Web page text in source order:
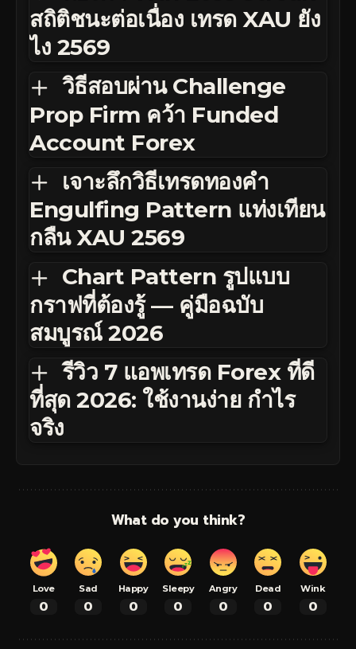
สถิติชนะต่อเนื่อง เทรด XAU ยัง
ไง 2569
วิธีสอบผ่าน Challenge
Prop Firm คว้า Funded
Account Forex
เจาะลึกวิธีเทรดทองคำ
Engulfing Pattern แท่งเทียน
กลืน XAU 2569
Chart Pattern รูปแบบ
กราฟที่ต้องรู้ — คู่มือฉบับ
สมบูรณ์ 2026
รีวิว 7 แอพเทรด Forex ที่ดี
ที่สุด 2026: ใช้งานง่าย กำไร
จริง
What do you think?
Love
0
Sad
0
Happy
0
Sleepy
0
Angry
0
Dead
0
Wink
0